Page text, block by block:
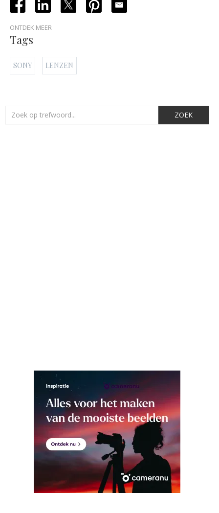
ONTDEK MEER
Tags
SONY LENZEN